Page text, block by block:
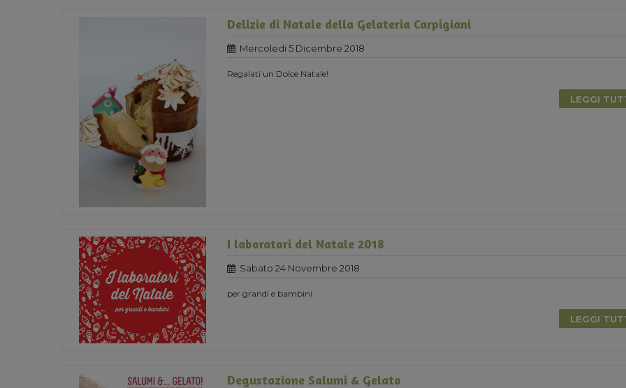
Delizie di Natale della Gelateria Carpigiani
Mercoledi 5 Dicembre 2018
Regalati un Dolce Natale!
LEGGI
I laboratori del Natale 2018
Sabato 24 Novembre 2018
per grandi e bambini
LEGGI
Degustazione Salumi & Gelato